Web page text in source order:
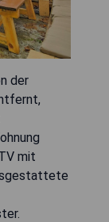
der
mit